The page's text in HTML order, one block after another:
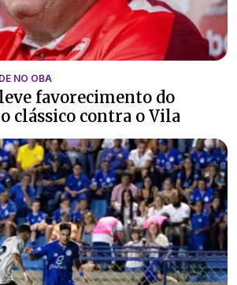
NO OBA
favorecimento do
clássico contra o Vila